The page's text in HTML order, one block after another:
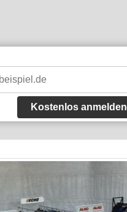
Kostenlos anmelden